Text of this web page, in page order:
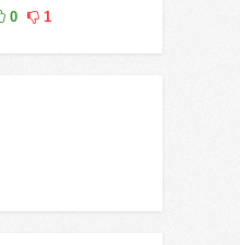
0 1